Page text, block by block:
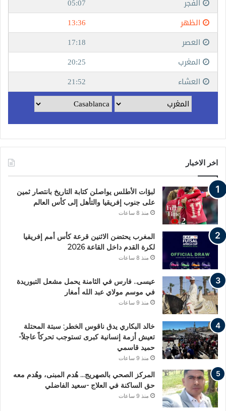
اخر الاخبار
لبؤات الأطلس يواصلن كتابة التاريخ بانتصار ثمين
على جنوب إفريقيا والتأهل إلى كأس العالم
منذ 8 ساعات
المغرب يحتضن الاثنين قرعة كأس أمم إفريقيا
لكرة القدم داخل القاعة 2026
منذ 8 ساعات
عيسى.. فارس في الثامنة يحمل مشعل التبوريدة
في موسم مولاي عبد الله أمغار
منذ 9 ساعات
خالد البكاري يدق ناقوس الخطر: سبتة المحتلة
تعيش أزمة إنسانية كبرى تستوجب تحركاً عاجلاً-
حميد قاسمي
منذ 9 ساعات
المركز الصحي بالصهريج… هُدم المبنى، وهُدم معه
حق الساكنة في العلاج -سعيد الفاضلي
منذ 9 ساعات